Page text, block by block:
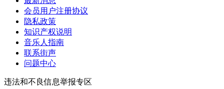
会员用户注册协议
隐私政策
知识产权说明
音乐人指南
联系街声
问题中心
违法和不良信息举报专区